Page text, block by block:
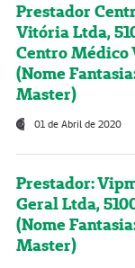
Prestador
Vitória Ltda,
Centro Médico
(Nome
Master)
01 de Abril de 2020
Prestador:
Geral Ltda,
(Nome
Master)